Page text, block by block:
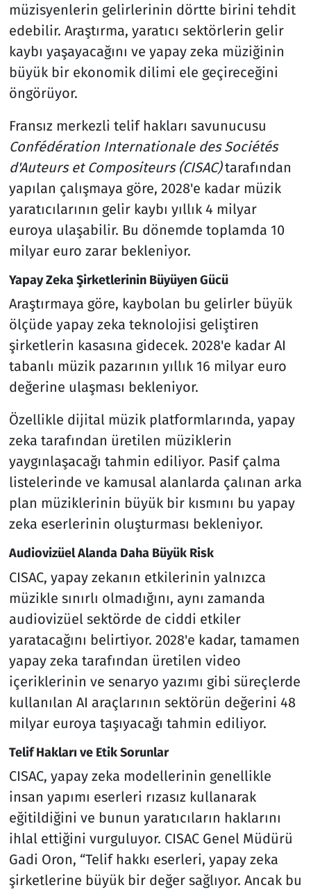
müzisyenlerin gelirlerinin dörtte birini tehdit
edebilir. Araştırma, yaratıcı sektörlerin gelir
kaybı yaşayacağını ve yapay zeka müziğinin
büyük bir ekonomik dilimi ele geçireceğini
öngörüyor.
Fransız merkezli telif hakları savunucusu
Confédération Internationale des Sociétés
d'Auteurs et Compositeurs (CISAC)tarafından
yapılan çalışmaya göre, 2028'e kadar müzik
yaratıcılarının gelir kaybı yıllık 4 milyar
euroya ulaşabilir. Bu dönemde toplamda 10
milyar euro zarar bekleniyor.
Yapay Zeka Şirketlerinin Büyüyen Gücü
Araştırmaya göre, kaybolan bu gelirler büyük
ölçüde yapay zeka teknolojisi geliştiren
şirketlerin kasasına gidecek. 2028'e kadar AI
tabanlı müzik pazarının yıllık 16 milyar euro
değerine ulaşması bekleniyor.
Özellikle dijital müzik platformlarında, yapay
zeka tarafından üretilen müziklerin
yaygınlaşacağı tahmin ediliyor. Pasif çalma
listelerinde ve kamusal alanlarda çalınan arka
plan müziklerinin büyük bir kısmını bu yapay
zeka eserlerinin oluşturması bekleniyor.
Audiovizüel Alanda Daha Büyük Risk
CISAC, yapay zekanın etkilerinin yalnızca
müzikle sınırlı olmadığını, aynı zamanda
audiovizüel sektörde de ciddi etkiler
yaratacağını belirtiyor. 2028'e kadar, tamamen
yapay zeka tarafından üretilen video
içeriklerinin ve senaryo yazımı gibi süreçlerde
kullanılan AI araçlarının sektörün değerini 48
milyar euroya taşıyacağı tahmin ediliyor.
Telif Hakları ve Etik Sorunlar
CISAC, yapay zeka modellerinin genellikle
insan yapımı eserleri rızasız kullanarak
eğitildiğini ve bunun yaratıcıların haklarını
ihlal ettiğini vurguluyor. CISAC Genel Müdürü
Gadi Oron, “Telif hakkı eserleri, yapay zeka
şirketlerine büyük bir değer sağlıyor. Ancak bu
Teknoloji ve Bilim
Televizyon